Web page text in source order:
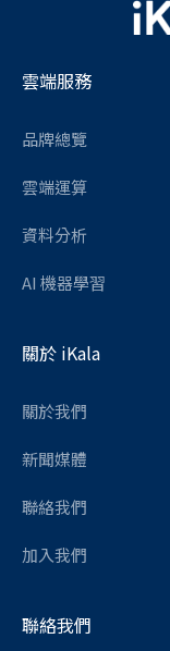
雲端服務
品牌總覽
雲端運算
資料分析
AI 機器學習
關於 iKala
關於我們
新聞媒體
聯絡我們
加入我們
聯絡我們